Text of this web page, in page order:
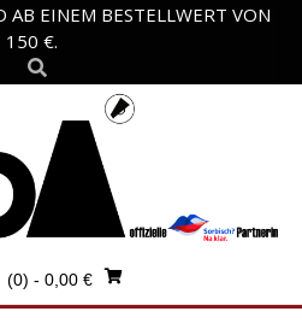
AB EINEM BESTELLWERT VON
150 €.
(0) - 0,00 €